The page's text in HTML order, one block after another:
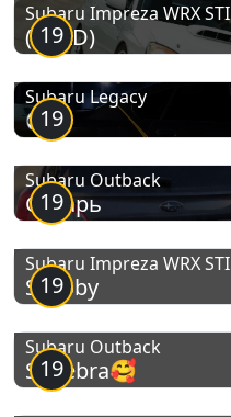
19
Subaru Impreza WRX STI
(SOLD)
19
Subaru Legacy
👀
19
Subaru Outback
Субарь
19
Subaru Impreza WRX STI
Scooby
19
Subaru Outback
Subebra🥰